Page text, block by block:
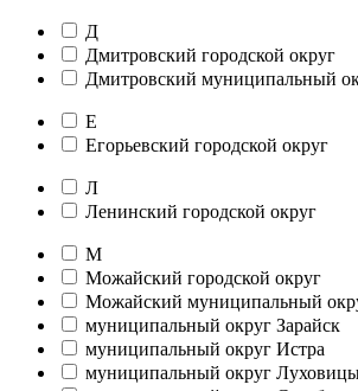
Д
Дмитровский городской округ
Дмитровский муниципальный
Е
Егорьевский городской округ
Л
Ленинский городской округ
М
Можайский городской округ
Можайский муниципальный
муниципальный округ Зарайск
муниципальный округ Истра
муниципальный округ